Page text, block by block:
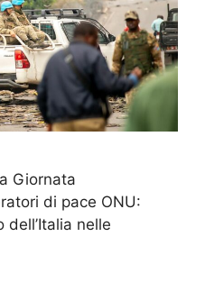
Giornata
di pace ONU:
nelle